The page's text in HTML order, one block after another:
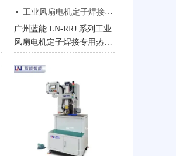
· 工业风扇电机定子焊接专用热熔焊接机操作视频
广州蓝能 LN-RRJ 系列工业
风扇电机定子焊接专用热熔
焊接机，采用电阻热 + 精准
压力一体化工艺，免脱漆、
免焊锡，高效解决焊接效率
低、易脱漆、不牢固等痛
点。焊接单个端子仅需 5-15
导通率 100%，适配工业风
扇电机规模化量产，为企业